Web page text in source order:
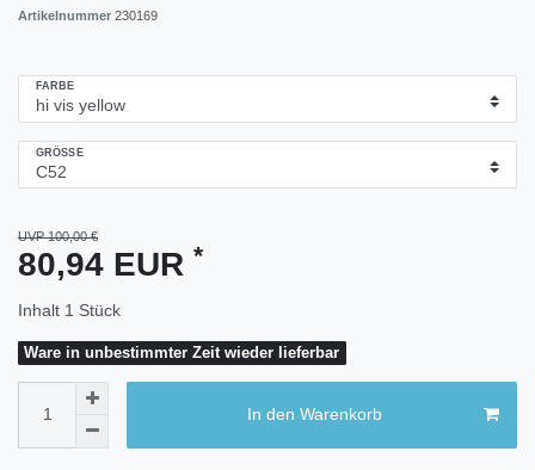
Artikelnummer 230169
FARBE
GRÖSSE
UVP 100,00 €
80,94 EUR *
Inhalt 1 Stück
Ware in unbestimmter Zeit wieder lieferbar
In den Warenkorb